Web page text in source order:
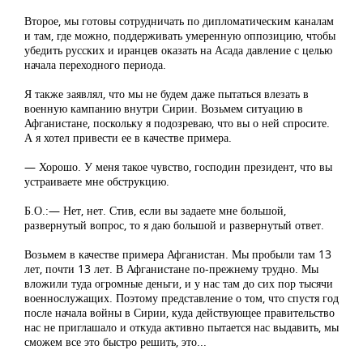
Второе, мы готовы сотрудничать по дипломатическим каналам
и там, где можно, поддерживать умеренную оппозицию, чтобы
убедить русских и иранцев оказать на Асада давление с целью
начала переходного периода.
Я также заявлял, что мы не будем даже пытаться влезать в
военную кампанию внутри Сирии. Возьмем ситуацию в
Афганистане, поскольку я подозреваю, что вы о ней спросите.
А я хотел привести ее в качестве примера.
— Хорошо. У меня такое чувство, господин президент, что вы
устраиваете мне обструкцию.
Б.О.:— Нет, нет. Стив, если вы задаете мне большой,
развернутый вопрос, то я даю большой и развернутый ответ.
Возьмем в качестве примера Афганистан. Мы пробыли там 13
лет, почти 13 лет. В Афганистане по-прежнему трудно. Мы
вложили туда огромные деньги, и у нас там до сих пор тысячи
военнослужащих. Поэтому представление о том, что спустя год
после начала войны в Сирии, куда действующее правительство
нас не приглашало и откуда активно пытается нас выдавить, мы
сможем все это быстро решить, это...